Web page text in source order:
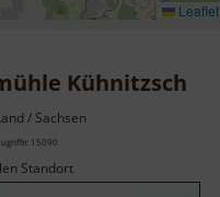
Leaflet
Kühnitzsch
/ Sachsen
15090
Standort